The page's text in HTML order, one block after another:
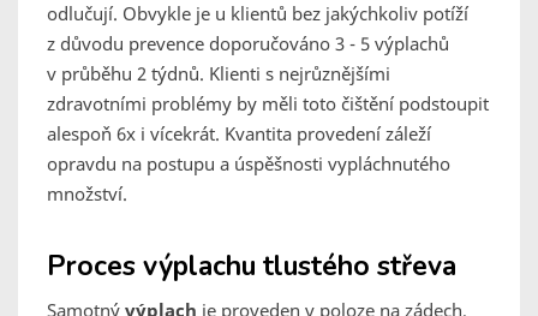
odlučují. Obvykle je u klientů bez jakýchkoliv potíží
z důvodu prevence doporučováno 3 - 5 výplachů
v průběhu 2 týdnů. Klienti s nejrůznějšími
zdravotními problémy by měli toto čištění podstoupit
alespoň 6x i vícekrát. Kvantita provedení záleží
opravdu na postupu a úspěšnosti vypláchnutého
množství.
Proces výplachu tlustého střeva
Samotný výplach je proveden v poloze na zádech,